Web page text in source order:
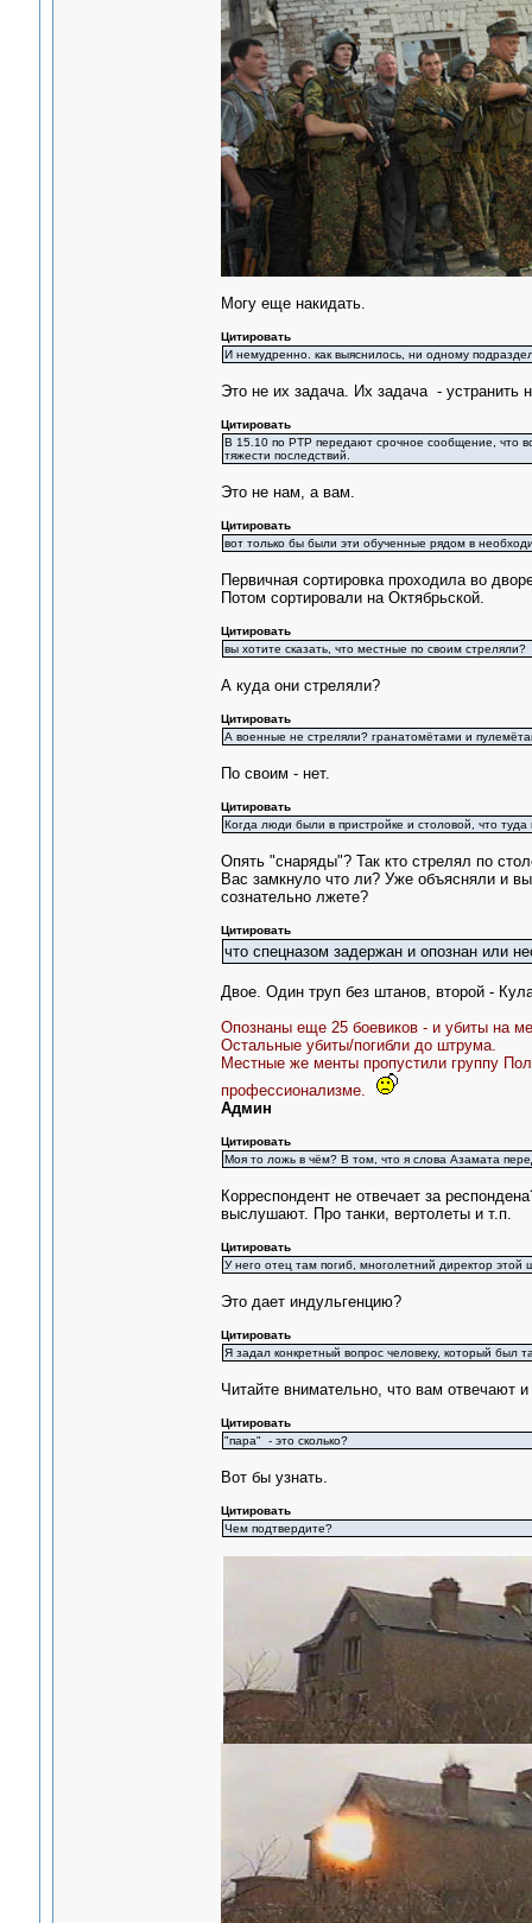
Могу еще накидать.
Цитировать
И немудренно. как выяснилось, ни одному
Это не их задача. Их задача - устранить
Цитировать
В 15.10 по РТР передают срочное сообщение, что
тяжести последствий.
Это не нам, а вам.
Цитировать
вот только бы были эти обученные рядом в
Первичная сортировка проходила во
Потом сортировали на Октябрьской.
Цитировать
вы хотите сказать, что местные по своим стреляли?
А куда они стреляли?
Цитировать
А военные не стреляли? гранатомётами и
По своим - нет.
Цитировать
Когда люди были в пристройке и столовой, что
Опять "снаряды"? Так кто стрелял по
Вас замкнуло что ли? Уже объясняли и
сознательно лжете?
Цитировать
что спецназом задержан и опознан или
Двое. Один труп без штанов, второй -
Опознаны еще 25 боевиков - и убиты на
Остальные убиты/погибли до штрума.
Местные же менты пропустили группу
профессионализме.
Админ
Цитировать
Моя то ложь в чём? В том, что я слова Азамата
Корреспондент не отвечает за
выслушают. Про танки, вертолеты и т.п.
Цитировать
У него отец там погиб, многолетний директор этой
Это дает индульгенцию?
Цитировать
Я задал конкретный вопрос человеку, который был
Читайте внимательно, что вам отвечают
Цитировать
"пара" - это сколько?
Вот бы узнать.
Цитировать
Чем подтвердите?